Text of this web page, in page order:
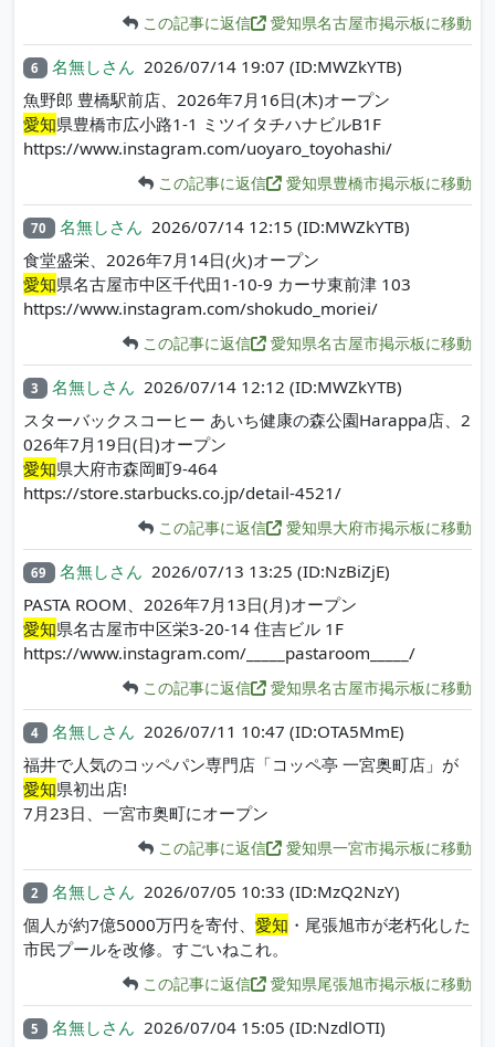
この記事に返信 愛知県名古屋市掲示板に移動
6 名無しさん 2026/07/14 19:07 (ID:MWZkYTB)
魚野郎 豊橋駅前店、2026年7月16日(木)オープン
愛知県豊橋市広小路1-1 ミツイタチハナビルB1F
https://www.instagram.com/uoyaro_toyohashi/
この記事に返信 愛知県豊橋市掲示板に移動
70 名無しさん 2026/07/14 12:15 (ID:MWZkYTB)
食堂盛栄、2026年7月14日(火)オープン
愛知県名古屋市中区千代田1-10-9 カーサ東前津 103
https://www.instagram.com/shokudo_moriei/
この記事に返信 愛知県名古屋市掲示板に移動
3 名無しさん 2026/07/14 12:12 (ID:MWZkYTB)
スターバックスコーヒー あいち健康の森公園Harappa店、2
026年7月19日(日)オープン
愛知県大府市森岡町9-464
https://store.starbucks.co.jp/detail-4521/
この記事に返信 愛知県大府市掲示板に移動
69 名無しさん 2026/07/13 13:25 (ID:NzBiZjE)
PASTA ROOM、2026年7月13日(月)オープン
愛知県名古屋市中区栄3-20-14 住吉ビル 1F
https://www.instagram.com/_____pastaroom_____/
この記事に返信 愛知県名古屋市掲示板に移動
4 名無しさん 2026/07/11 10:47 (ID:OTA5MmE)
福井で人気のコッペパン専門店「コッペ亭 一宮奥町店」が
愛知県初出店!
7月23日、一宮市奥町にオープン
この記事に返信 愛知県一宮市掲示板に移動
2 名無しさん 2026/07/05 10:33 (ID:MzQ2NzY)
個人が約7億5000万円を寄付、 愛知 ・尾張旭市が老朽化した
市民プールを改修。すごいねこれ。
この記事に返信 愛知県尾張旭市掲示板に移動
5 名無しさん 2026/07/04 15:05 (ID:NzdlOTI)